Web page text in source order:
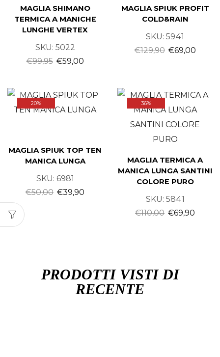
MAGLIA SHIMANO
TERMICA A MANICHE
LUNGHE VERTEX
SKU: 5022
€99,95 €59,00
MAGLIA SPIUK PROFIT
COLD&RAIN
SKU: 5941
€129,90 €69,00
20%
MAGLIA SPIUK TOP TEN
MANICA LUNGA
SKU: 6981
€50,00 €39,90
36%
MAGLIA TERMICA A
MANICA LUNGA SANTINI
COLORE PURO
SKU: 5841
€110,00 €69,90
PRODOTTI VISTI DI
RECENTE